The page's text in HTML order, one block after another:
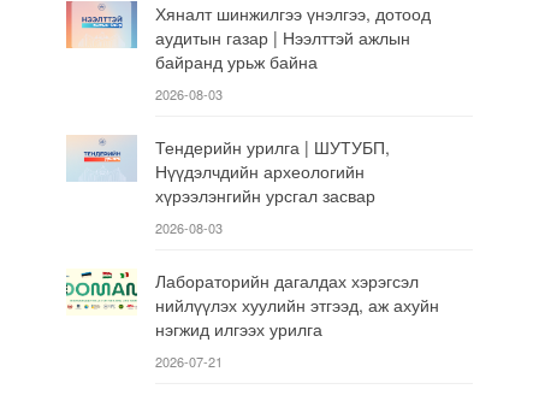
Хяналт шинжилгээ үнэлгээ, дотоод
аудитын газар | Нээлттэй ажлын
байранд урьж байна
2026-08-03
Тендерийн урилга | ШУТУБП,
Нүүдэлчдийн археологийн
хүрээлэнгийн урсгал засвар
2026-08-03
Лабораторийн дагалдах хэрэгсэл
нийлүүлэх хуулийн этгээд, аж ахуйн
нэгжид илгээх урилга
2026-07-21